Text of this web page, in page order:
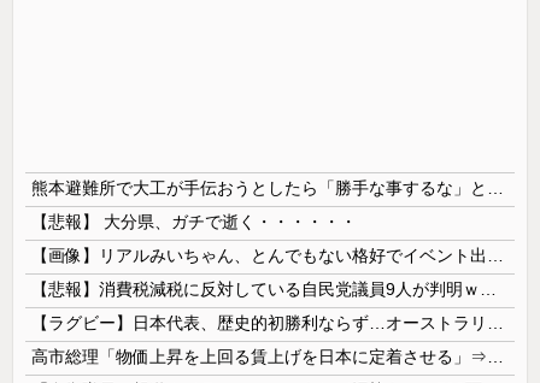
【悲報】 大分県、ガチで逝く・・・・・・